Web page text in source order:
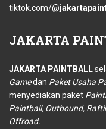
tiktok.com/
JAKARTA
JAKARTA PAINTBALL
Gamedan Paket Usaha
menyediakan paket
Paintball, Outbound,
Offroad.